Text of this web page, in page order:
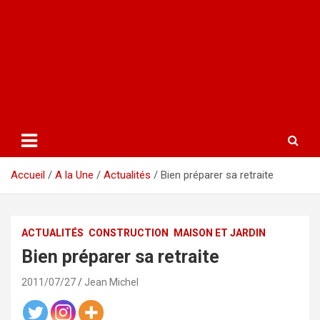
Accueil A la Une Actualités Bien préparer sa retraite
ACTUALITÉS CONSTRUCTION MAISON ET JARDIN
Bien préparer sa retraite
2011/07/27 Jean Michel